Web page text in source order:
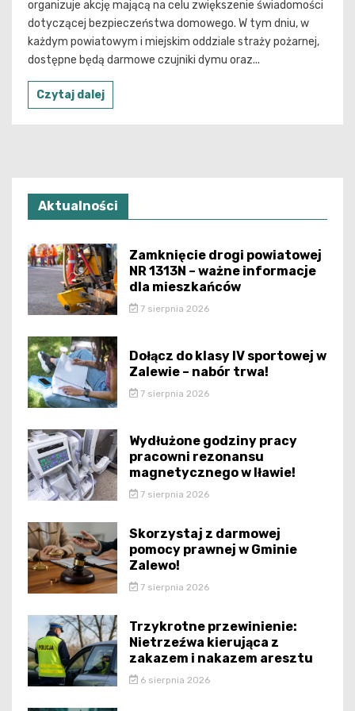
organizuje akcję mającą na celu zwiększenie świadomości
dotyczącej bezpieczeństwa domowego. W tym dniu, w
każdym powiatowym i miejskim oddziale straży pożarnej,
dostępne będą darmowe czujniki dymu oraz...
Czytaj dalej
Aktualności
Zamknięcie drogi powiatowej
NR 1313N – ważne informacje
dla mieszkańców
7 sierpnia 2026
Dołącz do klasy IV sportowej w
Zalewie – nabór trwa!
7 sierpnia 2026
Wydłużone godziny pracy
pracowni rezonansu
magnetycznego w Iławie!
7 sierpnia 2026
Skorzystaj z darmowej
pomocy prawnej w Gminie
Zalewo!
7 sierpnia 2026
Trzykrotne przewinienie:
Nietrzeźwa kierująca z
zakazem i nakazem aresztu
6 sierpnia 2026